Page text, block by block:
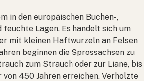
in den europäischen Buchen-,
Lagen. Es handelt sich um
mit kleinen Haftwurzeln an Felsen
beginnen die Sprossachsen zu
zum Strauch oder zur Liane, bis
450 Jahren erreichen. Verholzte